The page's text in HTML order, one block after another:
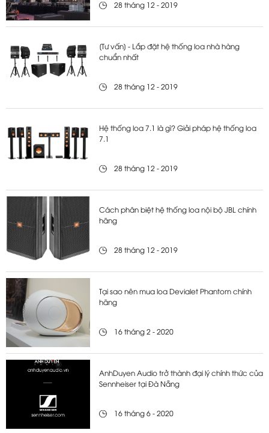
28 tháng 12 - 2019
[Tư vấn] - Lắp đặt hệ thống loa nhà hàng
chuẩn nhất
28 tháng 12 - 2019
Hệ thống loa 7.1 là gì? Giải pháp hệ thống loa
7.1
28 tháng 12 - 2019
Cách phân biệt hệ thống loa nội bộ JBL chính
hãng
28 tháng 12 - 2019
Tại sao nên mua loa Devialet Phantom chính
hãng
16 tháng 2 - 2020
AnhDuyen Audio trở thành đại lý chính thức của
Sennheiser tại Đà Nẵng
16 tháng 6 - 2020